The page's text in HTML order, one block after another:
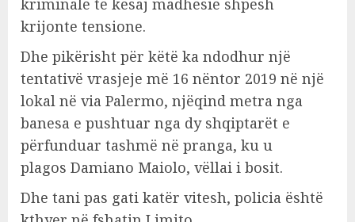
kriminale të kësaj madhësie shpesh
krijonte tensione.
Dhe pikërisht për këtë ka ndodhur një
tentativë vrasjeje më 16 nëntor 2019 në një
lokal në via Palermo, njëqind metra nga
banesa e pushtuar nga dy shqiptarët e
përfunduar tashmë në pranga, ku u
plagos Damiano Maiolo, vëllai i bosit.
Dhe tani pas gati katër vitesh, policia është